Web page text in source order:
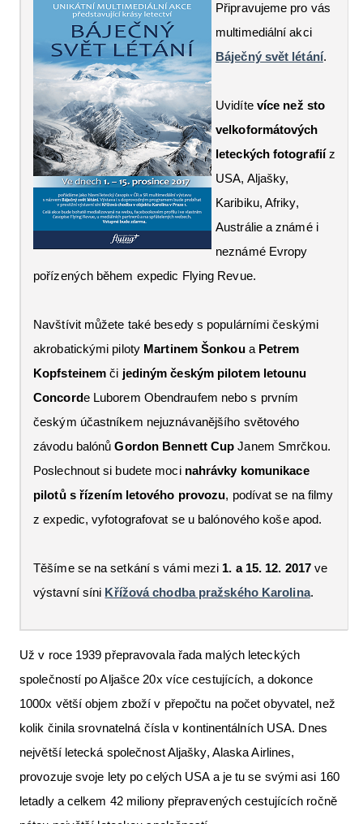
Připravujeme pro vás
multimediální akci
Báječný svět létání.
Uvidíte více než sto
velkoformátových
leteckých fotografií z
USA, Aljašky,
Karibiku, Afriky,
Austrálie a známé i
neznámé Evropy
pořízených během expedic Flying Revue.
Navštívit můžete také besedy s populárními českými
akrobatickými piloty Martinem Šonkoua Petrem
Kopfsteinem či jediným českým pilotem letounu
Concorde Luborem Obendraufem nebo s prvním
českým účastníkem nejuznávanějšího světového
závodu balónůGordon Bennett Cup Janem Smrčkou.
Poslechnout si budete moci nahrávky komunikace
pilotů s řízením letového provozu, podívat se na filmy
z expedic, vyfotografovat se u balónového koše apod.
Těšíme se na setkání s vámi mezi 1. a 15. 12. 2017 ve
výstavní síni Křížová chodba pražského Karolina.
Už v roce 1939 přepravovala řada malých leteckých
společností po Aljašce 20x více cestujících, a dokonce
1000x větší objem zboží v přepočtu na počet obyvatel, než
kolik činila srovnatelná čísla v kontinentálních USA. Dnes
největší letecká společnost Aljašky, Alaska Airlines,
provozuje svoje lety po celých USA a je tu se svými asi 160
letadly a celkem 42 miliony přepravených cestujících ročně